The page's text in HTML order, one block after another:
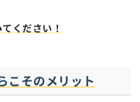
ください！
こそのメリット